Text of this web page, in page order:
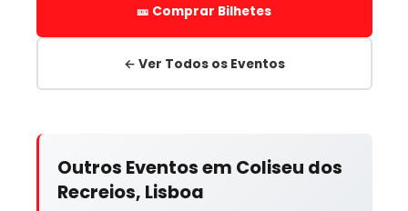
🎫 Comprar Bilhetes
← Ver Todos os Eventos
Outros Eventos em Coliseu dos
Recreios, Lisboa